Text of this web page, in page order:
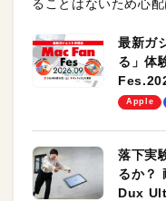
ることはないため心配
最新ガ
る」体
します
Apple
落下実
るか？
Dux